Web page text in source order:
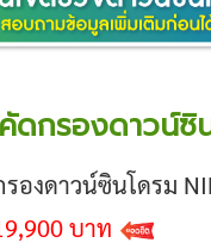
ดกรองดาวน์ซิ
องดาวน์ซินโดรม
บาท